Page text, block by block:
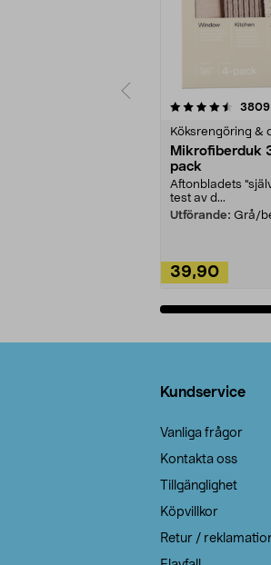
3809
Köksrengöring &
Mikrofiberduk
pack
Aftonbladets
test av d...
Utförande: Grå/
39,90
4.0av 5
Kundservice
Vanliga frågor
Kontakta oss
Tillgänglighet
Köpvillkor
Retur /